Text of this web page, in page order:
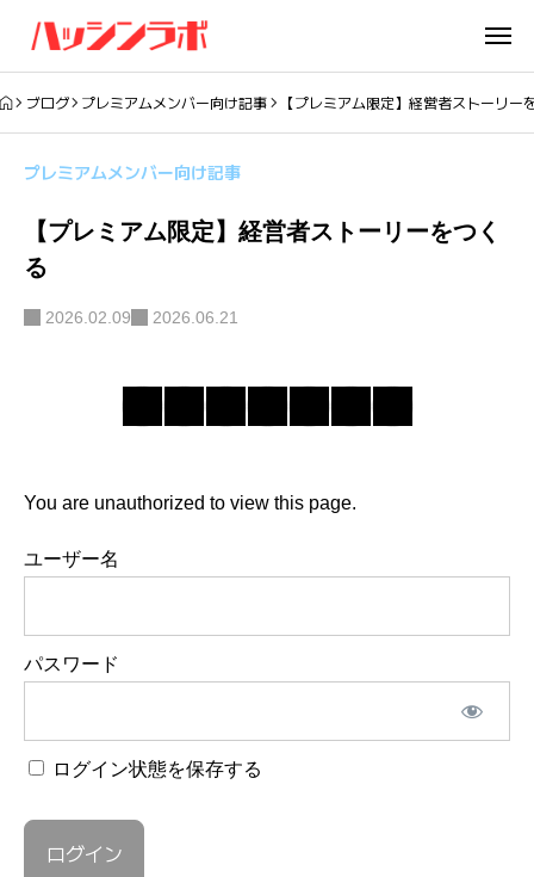
ブログ プレミアムメンバー向け記事 【プレミアム限定】経営者ストーリー
プレミアムメンバー向け記事
【プレミアム限定】経営者ストーリーをつく
る
2026.02.09 2026.06.21
You are unauthorized to view this page.
ユーザー名
パスワード
ログイン状態を保存する